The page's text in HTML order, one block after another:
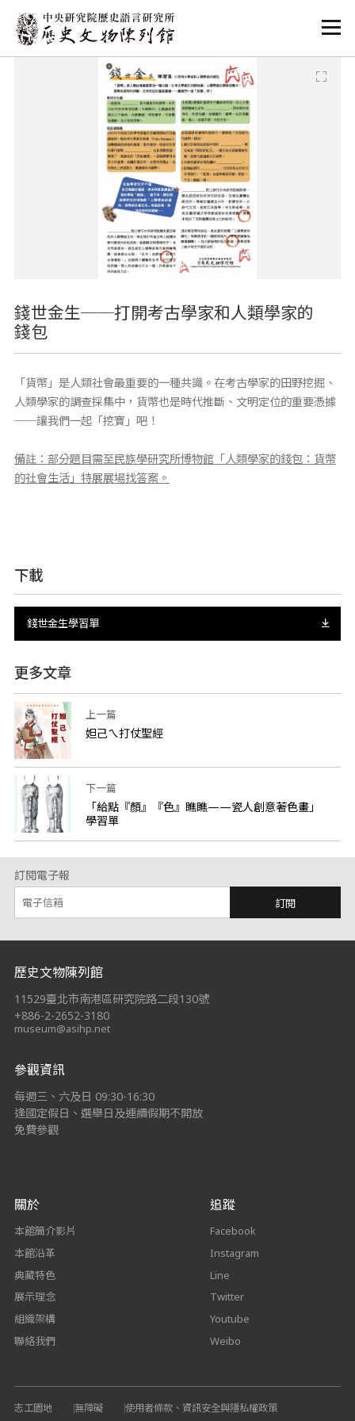
:::
:::
錢世金生──打開考古學家和人類學家的
錢包
「貨幣」是人類社會最重要的一種共識。在考古學家的田野挖掘、
人類學家的調查採集中，貨幣也是時代推斷、文明定位的重要憑據
──讓我們一起「挖寶」吧！
備註：部分題目需至民族學研究所博物館「人類學家的錢包：貨幣
的社會生活」特展展場找答案。
下載
錢世金生學習單
更多文章
上一篇
妲己ㄟ打仗聖經
下一篇
「給點『顏』『色』瞧瞧——瓷人創意著色畫」
學習單
訂閱電子報
訂閱
:::
歷史文物陳列館
11529臺北市南港區研究院路二段130號
+886-2-2652-3180
museum@asihp.net
參觀資訊
每週三、六及日 09:30-16:30
逢國定假日、選舉日及連續假期不開放
免費參觀
關於
本館簡介影片
本館沿革
典藏特色
展示理念
組織架構
聯絡我們
追蹤
Facebook
Instagram
Line
Twitter
Youtube
Weibo
志工園地 無障礙 使用者條款、資訊安全與隱私權政策